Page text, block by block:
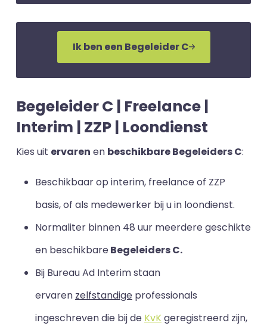
Ik ben een Begeleider C
Begeleider C | Freelance |
Interim | ZZP | Loondienst
Kies uit ervaren en beschikbare Begeleiders C:
Beschikbaar op interim, freelance of ZZP
basis, of als medewerker bij u in loondienst.
Normaliter binnen 48 uur meerdere geschikte
en beschikbareBegeleiders C.
Bij Bureau Ad Interim staan
ervaren zelfstandige professionals
ingeschreven die bij de KvKgeregistreerd zijn,